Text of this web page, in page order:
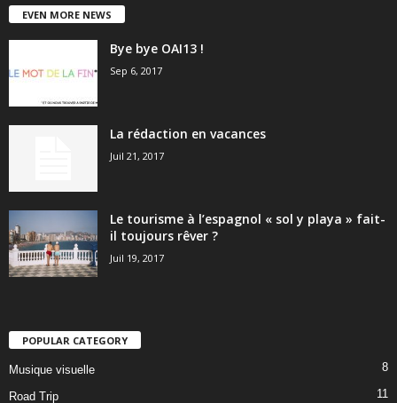
EVEN MORE NEWS
Bye bye OAI13 !
Sep 6, 2017
La rédaction en vacances
Juil 21, 2017
Le tourisme à l’espagnol « sol y playa » fait-
il toujours rêver ?
Juil 19, 2017
POPULAR CATEGORY
Musique visuelle 8
Road Trip 11